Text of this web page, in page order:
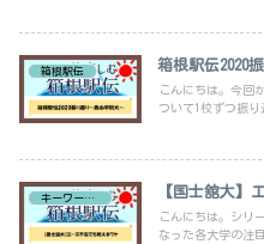
箱根駅伝 箱根駅伝2020
こんにちは。今回
ついて1校ずつ振り
キーワードで新チーム紹介 【国士舘大】
こんにちは。シリ
なった各大学の注